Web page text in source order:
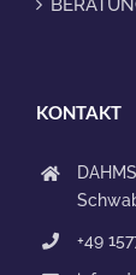
KONTAKT
+49